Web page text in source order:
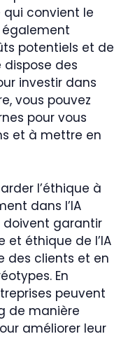
convient le
également
potentiels et de
des
investir dans
vous pouvez
pour vous
et à mettre en
l’éthique à
dans l’IA
doivent garantir
et éthique de l’IA
des clients et en
En
peuvent
de manière
améliorer leur